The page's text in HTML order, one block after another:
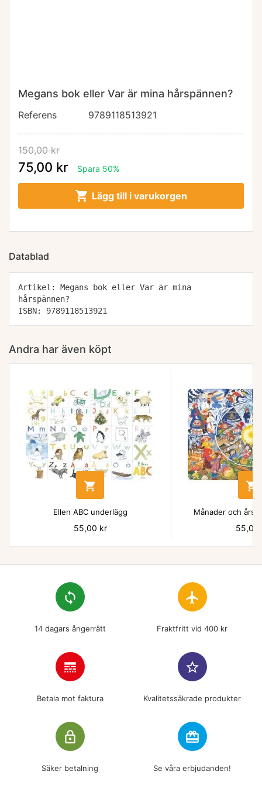
Megans bok eller Var är mina hårspännen?
Referens 9789118513921
150,00 kr
75,00 kr Spara 50%
 Lägg till i varukorgen
Datablad
Artikel: Megans bok eller Var är mina
hårspännen?
ISBN: 9789118513921
Andra har även köpt

Ellen ABC underlägg
Pris
55,00 kr

Månader och
Pris
55,00
loop
14 dagars ångerrätt
flight
Fraktfritt vid 400 kr
line_style
Betala mot faktura
star_border
Kvalitetssäkrade produkter
lock_outline
Säker betalning
redeem
Se våra erbjudanden!